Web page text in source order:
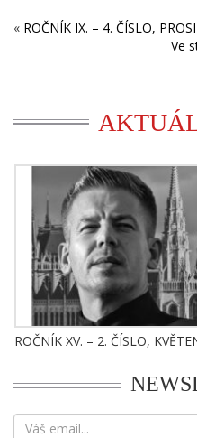
« ROČNÍK IX. – 4. ČÍSLO,
Ve
ROČNÍK XV. – 2. ČÍSLO,